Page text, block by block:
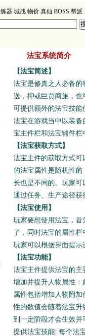
炼器 城战 物价 真仙 BOSS 帮派
法宝系统简介
【法宝简述】
法宝是修真之人必备
送，抑或巨贾商旅，
可提供额外的法宝技
法宝在游戏当中以装
宝主件栏和法宝辅件
【法宝获取方式】
法宝主件的获取方式
的法宝属性是随机性
长也是不同的。玩家可
通过任务、生产途径
【法宝使用】
玩家要想使用法宝，首
了，同时法宝的属性
玩家可以根据界面提
【法宝功能】
法宝主件提供法宝的
增加并提升人物属性
属性包括增加人物附
性的数值会随着法宝
到一定阶段才会生效并
提供法宝技能: 每个法